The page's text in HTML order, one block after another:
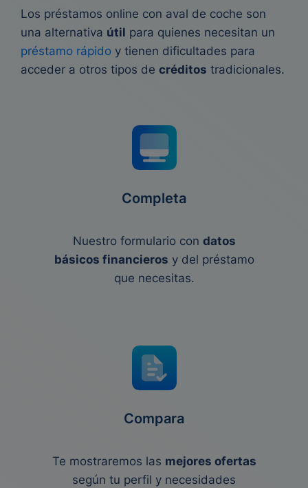
Los préstamos online con aval de coche son
una alternativa útil para quienes necesitan un
préstamo rápido y tienen dificultades para
acceder a otros tipos de créditos tradicionales.
Completa
Nuestro formulario con datos
básicos financieros y del préstamo
que necesitas.
Compara
Te mostraremos las mejores ofertas
según tu perfil y necesidades